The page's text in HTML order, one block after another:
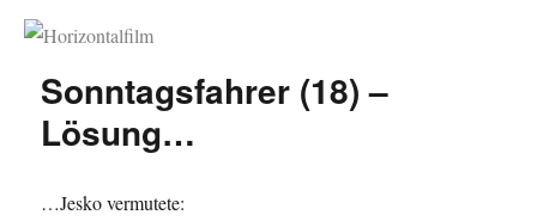
Horizontalfilm
Sonntagsfahrer (18) –
Lösung…
…Jesko vermutete: